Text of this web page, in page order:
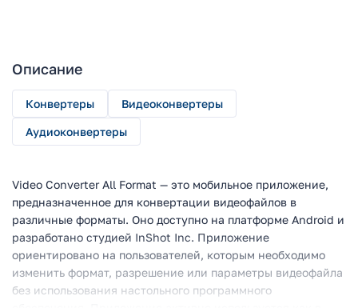
Описание
Конвертеры Видеоконвертеры
Аудиоконвертеры
Video Converter All Format — это мобильное приложение,
предназначенное для конвертации видеофайлов в
различные форматы. Оно доступно на платформе Android и
разработано студией InShot Inc. Приложение
ориентировано на пользователей, которым необходимо
изменить формат, разрешение или параметры видеофайла
без использования настольного программного